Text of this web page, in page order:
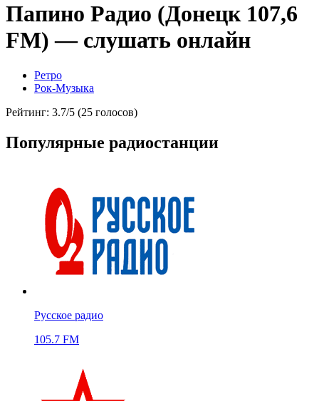
Папино Радио (Донецк 107,6
FM) — слушать онлайн
Ретро
Рок-Музыка
Рейтинг: 3.7/5 (25 голосов)
Популярные радиостанции
Русское радио
105.7 FM